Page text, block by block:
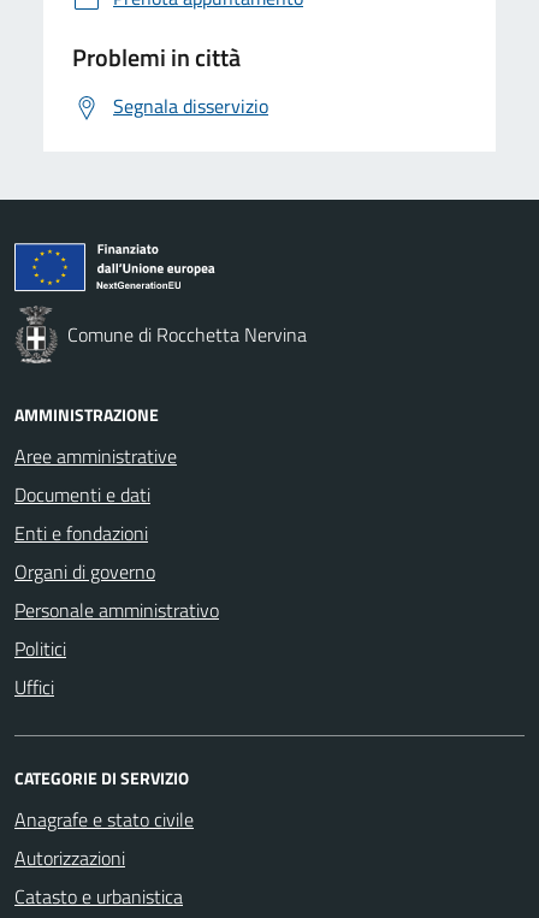
Problemi in città
Segnala disservizio
Comune di Rocchetta Nervina
AMMINISTRAZIONE
Aree amministrative
Documenti e dati
Enti e fondazioni
Organi di governo
Personale amministrativo
Politici
Uffici
CATEGORIE DI SERVIZIO
Anagrafe e stato civile
Autorizzazioni
Catasto e urbanistica